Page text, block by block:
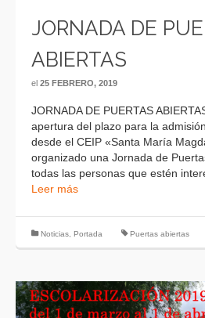
JORNADA DE
ABIERTAS
el 25 FEBRERO, 2019
JORNADA DE PUERTAS
apertura del plazo para la
desde el CEIP «Santa María
organizado una Jornada de
todas las personas que estén
Leer más
Noticias Portada Puertas abiertas